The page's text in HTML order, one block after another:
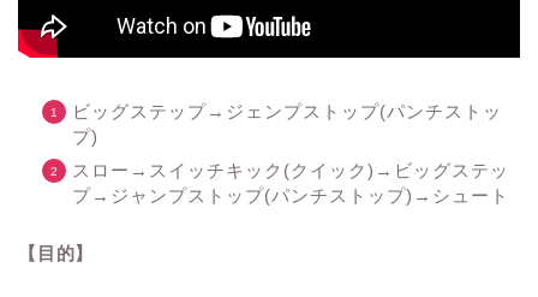
ビッグステップ→ジェンプストップ(パンチストッ
プ)
スロー→スイッチキック(クイック)→ビッグステッ
プ→ジャンプストップ(パンチストップ)→シュート
【目的】